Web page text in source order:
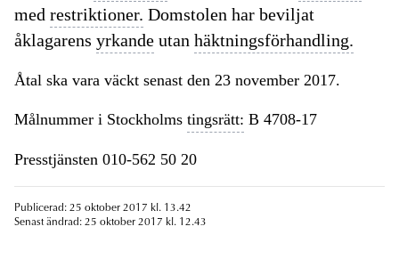
med restriktioner. Domstolen har beviljat
åklagarens yrkande utan häktningsförhandling.
Åtal ska vara väckt senast den 23 november 2017.
Målnummer i Stockholms tingsrätt: B 4708-17
Presstjänsten 010-562 50 20
Publicerad: 25 oktober 2017 kl. 13.42
Senast ändrad: 25 oktober 2017 kl. 12.43